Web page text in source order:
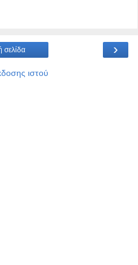
›
σελίδα
ιστού